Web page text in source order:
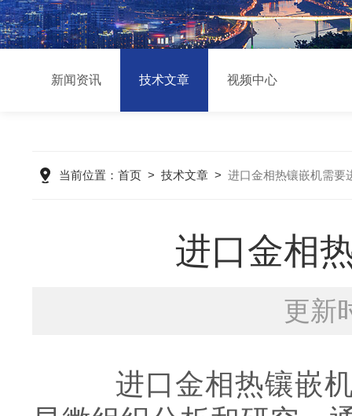
新闻资讯 技术文章 视频中心
当前位置： 首页> 技术文章> 进口金相热镶嵌机需要
进口金相
更新
进口金相热镶嵌机